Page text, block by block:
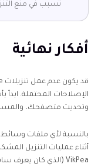
تسبب في منع
أفكار نهائية
الإصلاحات المحتملة. ابدأ
وتحديث متصفحك،
بالنسبة لأي ملفات
VikPea (الذي كان يعرف سابقًا باسم